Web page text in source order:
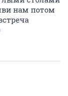
нам потом